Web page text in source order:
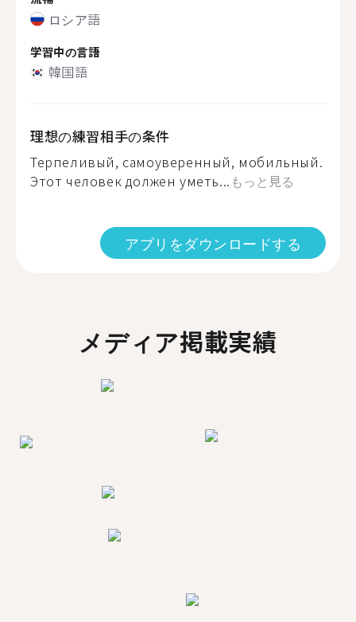
ロシア語
学習中の言語
韓国語
理想の練習相手の条件
Терпеливый, самоуверенный, мобильный.
Этот человек должен уметь... もっと見る
アプリをダウンロードする
メディア掲載実績